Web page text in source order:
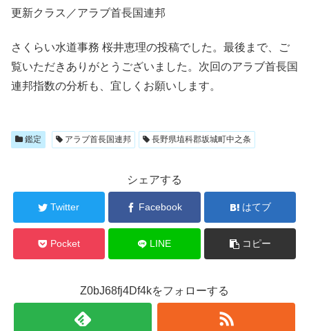
更新クラス／アラブ首長国連邦
さくらい水道事務 桜井恵理の投稿でした。最後まで、ご
覧いただきありがとうございました。次回のアラブ首長国
連邦指数の分析も、宜しくお願いします。
鑑定 アラブ首長国連邦 長野県埴科郡坂城町中之条
シェアする
Twitter Facebook はてブ
Pocket LINE コピー
Z0bJ68fj4Df4kをフォローする